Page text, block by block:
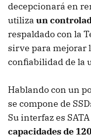
decepcionará en
utiliza un
respaldado con la
sirve para mejorar
confiabilidad de la
Hablando con un
se compone de
Su interfaz es
capacidades de